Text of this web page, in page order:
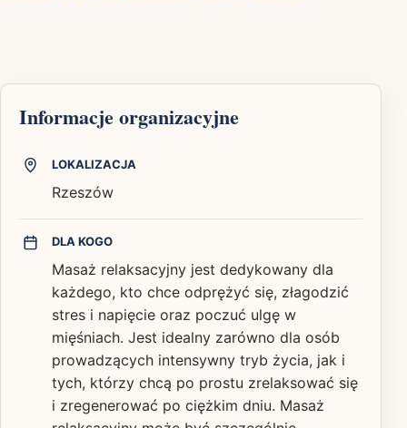
Informacje organizacyjne
LOKALIZACJA
Rzeszów
DLA KOGO
Masaż relaksacyjny jest dedykowany dla
każdego, kto chce odprężyć się, złagodzić
stres i napięcie oraz poczuć ulgę w
mięśniach. Jest idealny zarówno dla osób
prowadzących intensywny tryb życia, jak i
tych, którzy chcą po prostu zrelaksować się
i zregenerować po ciężkim dniu. Masaż